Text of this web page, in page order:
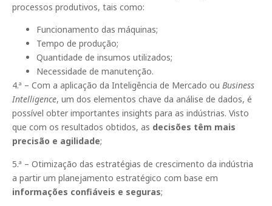
processos produtivos, tais como:
Funcionamento das máquinas;
Tempo de produção;
Quantidade de insumos utilizados;
Necessidade de manutenção.
4.ª – Com a aplicação da Inteligência de Mercado ou Business
Intelligence, um dos elementos chave da análise de dados, é
possível obter importantes insights para as indústrias. Visto
que com os resultados obtidos, as decisões têm mais
precisão e agilidade;
5.ª – Otimização das estratégias de crescimento da indústria
a partir um planejamento estratégico com base em
informações confiáveis e seguras;